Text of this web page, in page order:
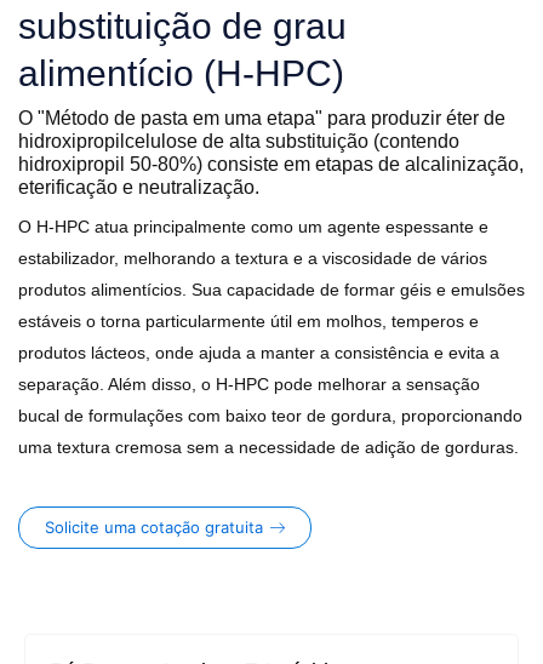
substituição de grau
alimentício (H-HPC)
O "Método de pasta em uma etapa" para produzir éter de
hidroxipropilcelulose de alta substituição (contendo
hidroxipropil 50-80%) consiste em etapas de alcalinização,
eterificação e neutralização.
O H-HPC atua principalmente como um agente espessante e
estabilizador, melhorando a textura e a viscosidade de vários
produtos alimentícios. Sua capacidade de formar géis e emulsões
estáveis o torna particularmente útil em molhos, temperos e
produtos lácteos, onde ajuda a manter a consistência e evita a
separação. Além disso, o H-HPC pode melhorar a sensação
bucal de formulações com baixo teor de gordura, proporcionando
uma textura cremosa sem a necessidade de adição de gorduras.
Solicite uma cotação gratuita